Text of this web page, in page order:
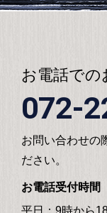
お電話での
072-
お問い合わせの
ださい。
お電話受付時間
平日：9時から